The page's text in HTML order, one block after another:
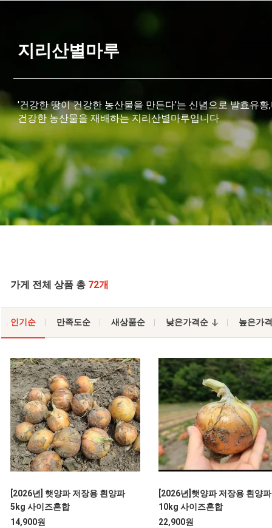
지리산별마루
'건강한 땅이 건강한 농산물을 만든다'는 신념으로 발효유
건강한 농산물을 재배하는 지리산별마루입니다.
가게 전체 상품 총 72개
인기순 만족도순 새상품순 낮은가격순 높은가
[2026년] 햇양파 저장용 흰양파
5kg 사이즈혼합
14,900원
[2026년]햇양파 저장용 흰양파
10kg 사이즈혼합
22,900원